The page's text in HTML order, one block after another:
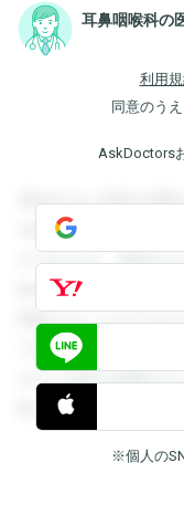
耳鼻咽喉科の
利用
同意のう
AskDoctors
登録すると回答を閲
を閲覧することがで
ができます。登録す
録すると回答を閲覧
閲覧することができ
できます。登録する
すると回答を閲覧す
覧することができます
※個人の